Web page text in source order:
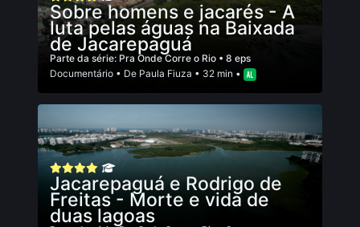
Sobre homens e jacarés - A
luta pelas águas na Baixada
de Jacarepaguá
Parte da série: Pra Onde Corre o Rio • 8 eps
Documentário • De Paula Fiuza • 32 min •
Jacarepaguá e Rodrigo de
Freitas - Morte e vida de
duas lagoas